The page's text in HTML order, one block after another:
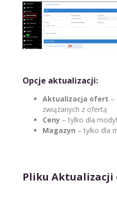
Opcje aktualizacji:
Aktualizacja ofert –
związanych z ofertą
Ceny – tylko dla
Magazyn – tylko dla
Pliku